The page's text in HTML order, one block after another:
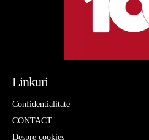
Linkuri
Confidentialitate
CONTACT
Despre cookies